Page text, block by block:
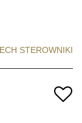
STEROWNIKI